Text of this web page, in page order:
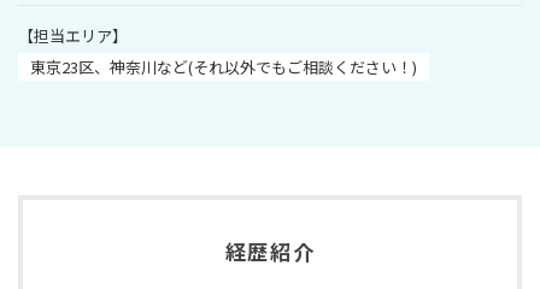
【担当エリア】
東京23区、神奈川など(それ以外でもご相談ください！)
経歴紹介